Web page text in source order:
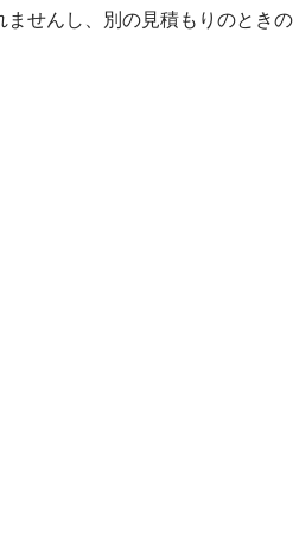
せんし、別の見積もりのときの